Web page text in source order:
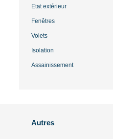
Etat extérieur
Fenêtres
Volets
Isolation
Assainissement
Autres